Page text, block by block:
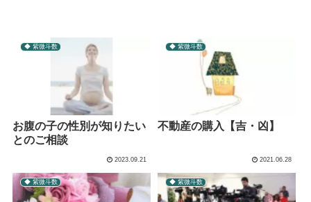
◆ 紫微斗数
お腹の子の性別が知りたい
とのご相談
2023.09.21
◆ 紫微斗数
不動産の購入【吉・凶】
2021.06.28
◆ 紫微斗数 ◆ 紫微斗数